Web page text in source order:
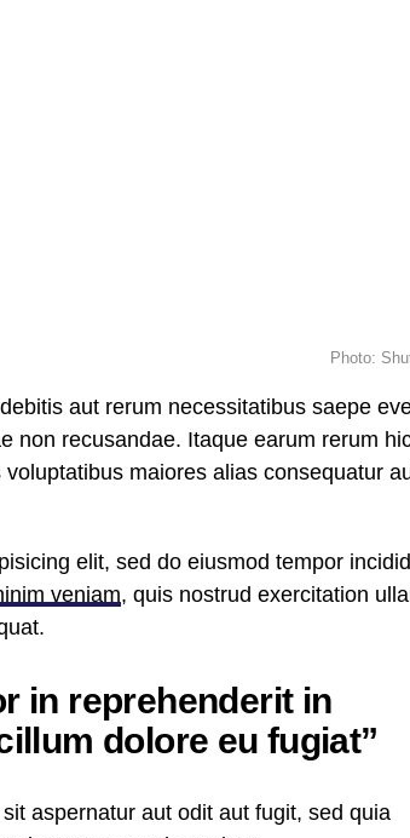
Photo:
aut rerum necessitatibus saepe
non recusandae. Itaque earum rerum
maiores alias consequatur
elit, sed do eiusmod tempor
veniam, quis nostrud exercitation
in reprehenderit in
dolore eu fugiat”
aspernatur aut odit aut fugit, sed quia